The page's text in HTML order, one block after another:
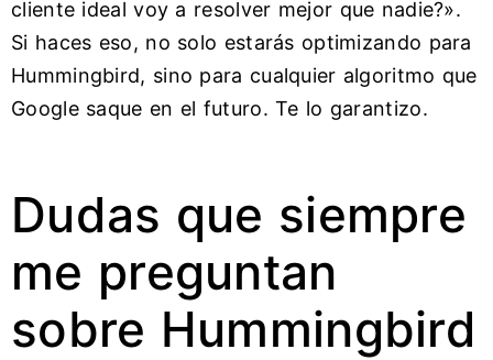
cliente ideal voy a resolver mejor que nadie?».
Si haces eso, no solo estarás optimizando para
Hummingbird, sino para cualquier algoritmo que
Google saque en el futuro. Te lo garantizo.
Dudas que siempre
me preguntan
sobre Hummingbird